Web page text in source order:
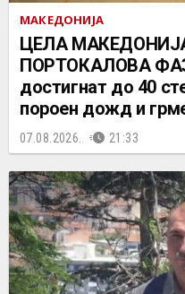
МАКЕДОНИЈА
ЦЕЛА
ПОРТОКАЛОВА
достигнат до 40
пороен дожд и
07.08.2026. 21:33